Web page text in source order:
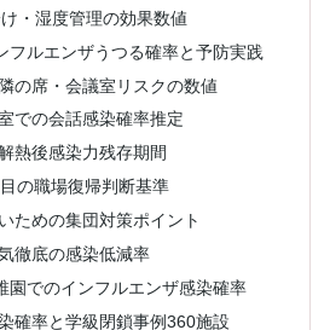
・湿度管理の効果数値
フルエンザうつる確率と予防実践
の席・会議室リスクの数値
での会話感染確率推定
熱後感染力残存期間
の職場復帰判断基準
ための集団対策ポイント
徹底の感染低減率
園でのインフルエンザ感染確率
確率と学級閉鎖事例360施設